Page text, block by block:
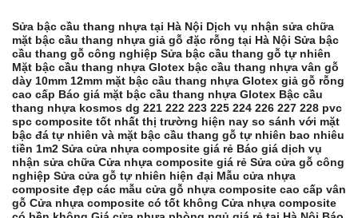
Sửa bậc cầu thang nhựa tại Hà Nội Dịch vụ nhận sửa chữa
mặt bậc cầu thang nhựa giả gỗ đặc rỗng tại Hà Nội Sửa bậc
cầu thang gỗ công nghiệp Sửa bậc cầu thang gỗ tự nhiên
Mặt bậc cầu thang nhựa Glotex bậc cầu thang nhựa vân gỗ
dày 10mm 12mm mặt bậc cầu thang nhựa Glotex giả gỗ rỗng
cao cấp Báo giá mặt bậc cầu thang nhựa Glotex Bậc cầu
thang nhựa kosmos dg 221 222 223 225 224 226 227 228 pvc
spc composite tốt nhất thị trường hiện nay so sánh với mặt
bậc đá tự nhiên và mặt bậc cầu thang gỗ tự nhiên bao nhiêu
tiền 1m2 Sửa cửa nhựa composite giá rẻ Báo giá dịch vụ
nhận sửa chữa Cửa nhựa composite giá rẻ Sửa cửa gỗ công
nghiệp Sửa cửa gỗ tự nhiên hiện đại Mẫu cửa nhựa
composite đẹp các mẫu cửa gỗ nhựa composite cao cấp vân
gỗ Cửa nhựa composite có tốt không Cửa nhựa composite